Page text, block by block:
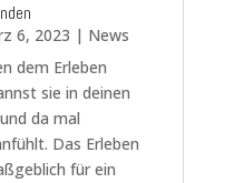
6, 2023 | News
dem Erleben
sie in deinen
da mal
Das Erleben
für ein